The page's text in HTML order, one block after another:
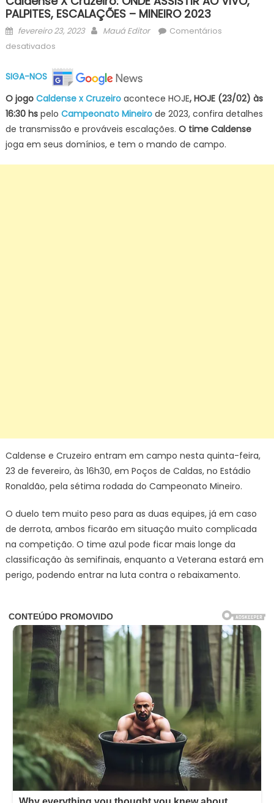
PALPITES, ESCALAÇÕES – MINEIRO 2023
Posted
on
fevereiro 23, 2023 Author
Mauá Editor
Comentários
desativadosem
x
Cruzeiro:
ONDE
ASSISTIR
AO
VIVO,
SIGA-NOS
O jogo Caldense x Cruzeiro acontece HOJE, HOJE (23/02) às
16:30 hspelo Campeonato Mineirode 2023, confira detalhes
de transmissão e prováveis escalações. O time Caldense
joga em seus domínios, e tem o mando de campo.
Caldense e Cruzeiro entram em campo nesta quinta-feira,
23 de fevereiro, às 16h30, em Poços de Caldas, no Estádio
Ronaldão, pela sétima rodada do Campeonato Mineiro.
O duelo tem muito peso para as duas equipes, já em caso
de derrota, ambos ficarão em situação muito complicada
na competição. O time azul pode ficar mais longe da
classificação às semifinais, enquanto a Veterana estará em
perigo, podendo entrar na luta contra o rebaixamento.